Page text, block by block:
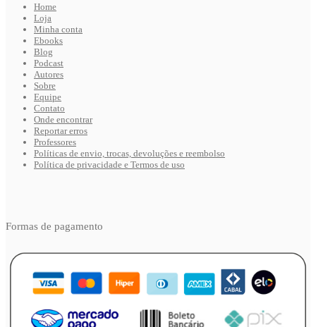
Home
Loja
Minha conta
Ebooks
Blog
Podcast
Autores
Sobre
Equipe
Contato
Onde encontrar
Reportar erros
Professores
Políticas de envio, trocas, devoluções e reembolso
Política de privacidade e Termos de uso
Formas de pagamento